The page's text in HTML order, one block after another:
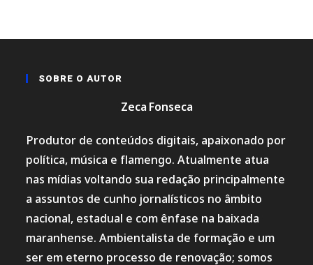
SOBRE O AUTOR
Zeca Fonseca
Produtor de conteúdos digitais, apaixonado por
política, música e flamengo. Atualmente atua
nas mídias voltando sua redação principalmente
a assuntos de cunho jornalísticos no âmbito
nacional, estadual e com ênfase na baixada
maranhense. Ambientalista de formação e um
ser em eterno processo de renovação; somos